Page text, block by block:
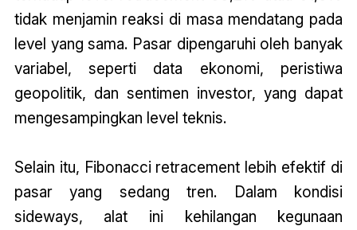
tidak menjamin reaksi di masa mendatang pada
level yang sama. Pasar dipengaruhi oleh banyak
variabel, seperti data ekonomi, peristiwa
geopolitik, dan sentimen investor, yang dapat
mengesampingkan level teknis.
Selain itu, Fibonacci retracement lebih efektif di
pasar yang sedang tren. Dalam kondisi
sideways, alat ini kehilangan kegunaan